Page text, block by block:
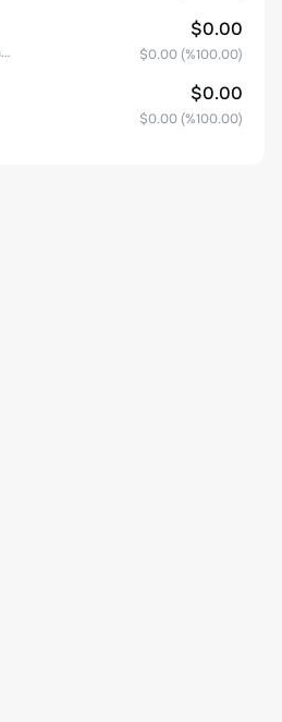
Meta Platforms, Inc. Class A Common Stock
$0.00
$0.00 (%100.00)
$0.00
$0.00 (%100.00)